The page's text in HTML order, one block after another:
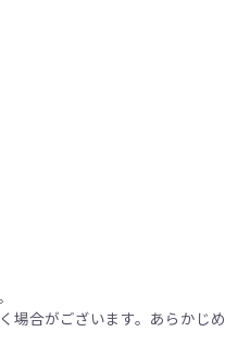
場合がございます。あらかじめ